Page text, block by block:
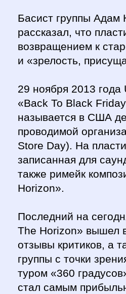
Басист группы Адам
рассказал, что
возвращением к
и «зрелость,
29 ноября 2013 года
«Back To Black
называется в США
проводимой
Store Day). На
записанная для
также римейк
Horizon».
Последний на
The Horizon» вышел
отзывы критиков, а
группы с точки
туром «360
стал самым